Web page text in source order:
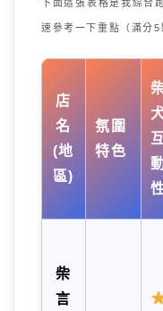
下面這張表格是我綜合
速參考一下重點（滿分5
店
名
(地
區)
氛圍
特色
互
柴
言